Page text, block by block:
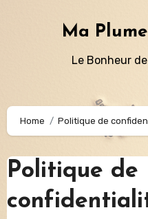
Ma
Le Bonheur
Home Politique de
Politique de